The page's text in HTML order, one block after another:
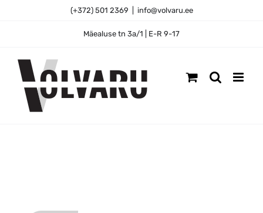
(+372) 501 2369 info@volvaru.ee
Mäealuse tn 3a/1 | E-R 9-17